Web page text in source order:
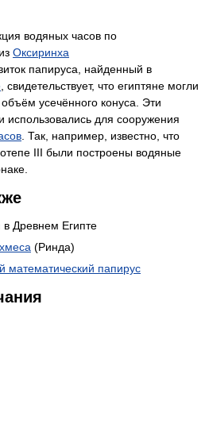
водяных часов по
Оксиринха
папируса, найденный в
, свидетельствует, что египтяне могли
усечённого конуса. Эти
использовались для сооружения
. Так, например, известно, что
III были построены водяные
в Древнем Египте
(Ринда)
математический папирус